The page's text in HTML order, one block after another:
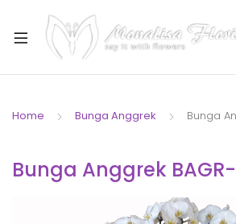
Home Bunga Anggrek Bunga
Bunga Anggrek BAGR-